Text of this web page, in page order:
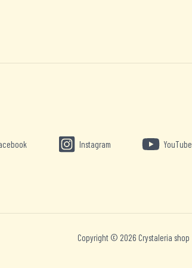
Instagram YouTube
Copyright © 2026 Crystaleria shop